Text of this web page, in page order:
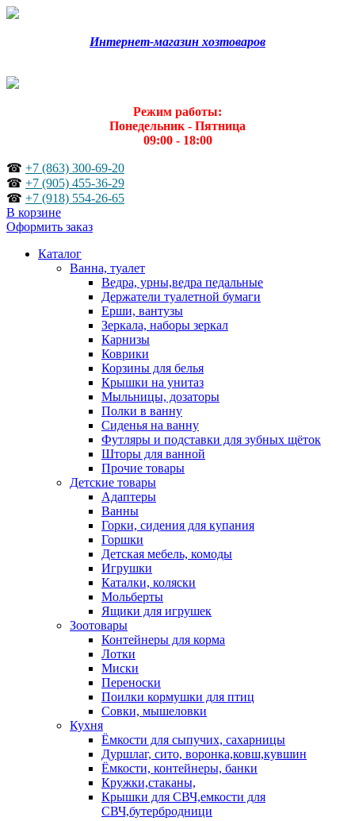
Интернет-магазин хозтоваров
Режим работы:
Понедельник - Пятница
09:00 - 18:00
☎ +7 (863) 300-69-20
☎ +7 (905) 455-36-29
☎ +7 (918) 554-26-65
В корзине
Оформить заказ
Каталог
Ванна, туалет
Ведра, урны,ведра педальные
Держатели туалетной бумаги
Ерши, вантузы
Зеркала, наборы зеркал
Карнизы
Коврики
Корзины для белья
Крышки на унитаз
Мыльницы, дозаторы
Полки в ванну
Сиденья на ванну
Футляры и подставки для зубных щёток
Шторы для ванной
Прочие товары
Детские товары
Адаптеры
Ванны
Горки, сидения для купания
Горшки
Детская мебель, комоды
Игрушки
Каталки, коляски
Мольберты
Ящики для игрушек
Зоотовары
Контейнеры для корма
Лотки
Миски
Переноски
Поилки кормушки для птиц
Совки, мышеловки
Кухня
Ёмкости для сыпучих, сахарницы
Дуршлаг, сито, воронка,ковш,кувшин
Ёмкости, контейнеры, банки
Кружки,стаканы,
Крышки для СВЧ,емкости для
СВЧ,бутербродници